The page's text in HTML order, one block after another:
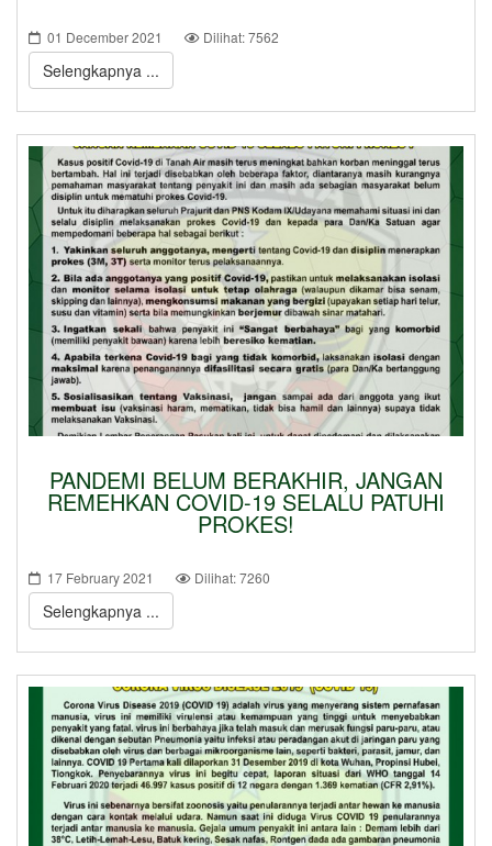
01 December 2021 Dilihat: 7562
Selengkapnya ...
PANDEMI BELUM BERAKHIR, JANGAN
REMEHKAN COVID-19 SELALU PATUHI
PROKES!
17 February 2021 Dilihat: 7260
Selengkapnya ...